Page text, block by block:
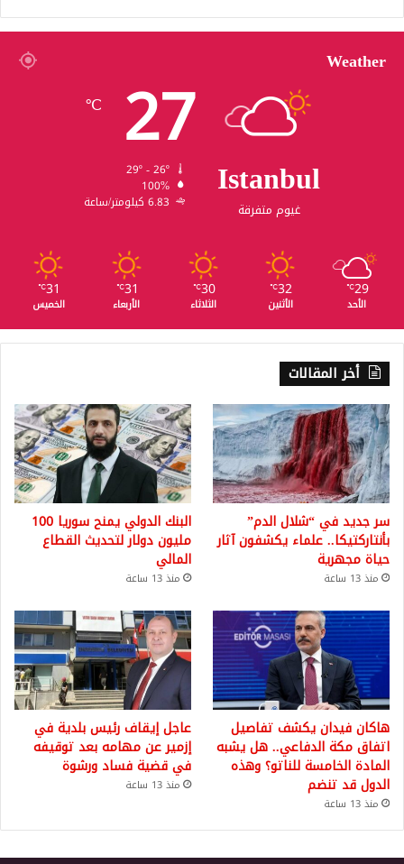
Weather
Istanbul
غيوم متفرقة
27
℃
100%
6.83 كيلومتر/ساعة
29
℃
الأحد
32
℃
الأثنين
30
℃
الثلاثاء
31
℃
الأربعاء
31
℃
الخميس
أخر المقالات
سر جديد في “شلال الدم”
بأنتاركتيكا.. علماء يكشفون آثار
حياة مجهرية
منذ 13 ساعة
البنك الدولي يمنح سوريا 100
مليون دولار لتحديث القطاع
المالي
منذ 13 ساعة
هاكان فيدان يكشف تفاصيل
اتفاق مكة الدفاعي.. هل يشبه
المادة الخامسة للناتو؟ وهذه
الدول قد تنضم
منذ 13 ساعة
عاجل إيقاف رئيس بلدية في
إزمير عن مهامه بعد توقيفه
في قضية فساد ورشوة
منذ 13 ساعة